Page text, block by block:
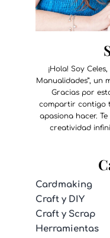
¡Hola! Soy
Manualidades”, un
Gracias por
compartir contigo
apasiona hacer.
creatividad
Cardmaking
Craft y DIY
Craft y Scrap
Herramientas